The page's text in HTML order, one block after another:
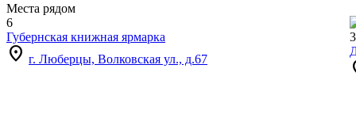
Места рядом
6
Губернская книжная ярмарка
location_on г. Люберцы, Волковская ул., д.67
3